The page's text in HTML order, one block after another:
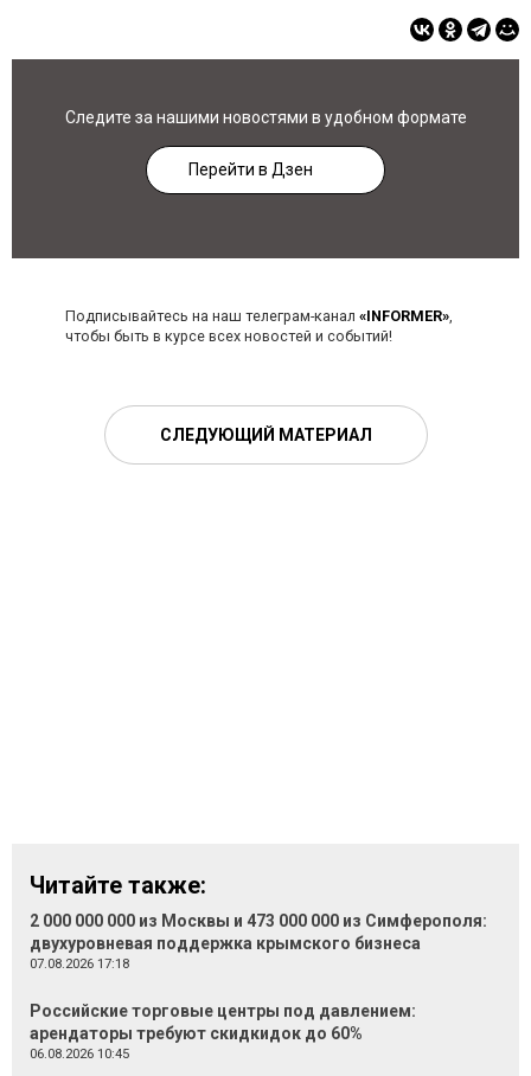
Следите за нашими новостями в удобном формате
Перейти в Дзен
Подписывайтесь на наш телеграм-канал «INFORMER»,
чтобы быть в курсе всех новостей и событий!
СЛЕДУЮЩИЙ МАТЕРИАЛ
Читайте также:
2 000 000 000 из Москвы и 473 000 000 из Симферополя:
двухуровневая поддержка крымского бизнеса
07.08.2026 17:18
Российские торговые центры под давлением:
арендаторы требуют скидкидок до 60%
06.08.2026 10:45